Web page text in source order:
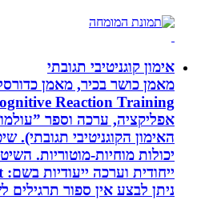
אימון קוגניטיבי תגובתי
מאמן כושר בכיר, מאמן כדורסל
אפליקציה, ערכה וספר ”עולמות
האימון הקוגניטיבי תגובתי). שיטה
יכולות מוחיות-מוטוריות. השיטה
ניתן לבצע אין ספור תרגילים